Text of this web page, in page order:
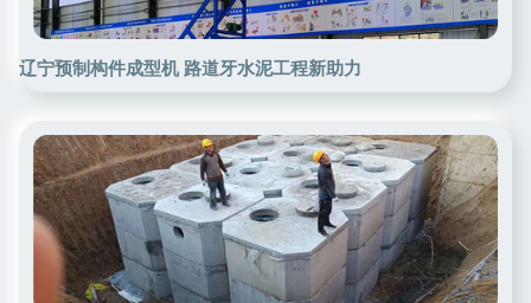
辽宁预制构件成型机 路道牙水泥工程新助力